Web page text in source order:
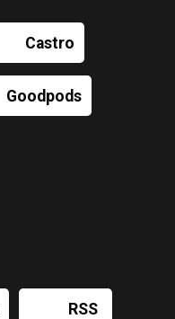
Castro
Goodpods
RSS